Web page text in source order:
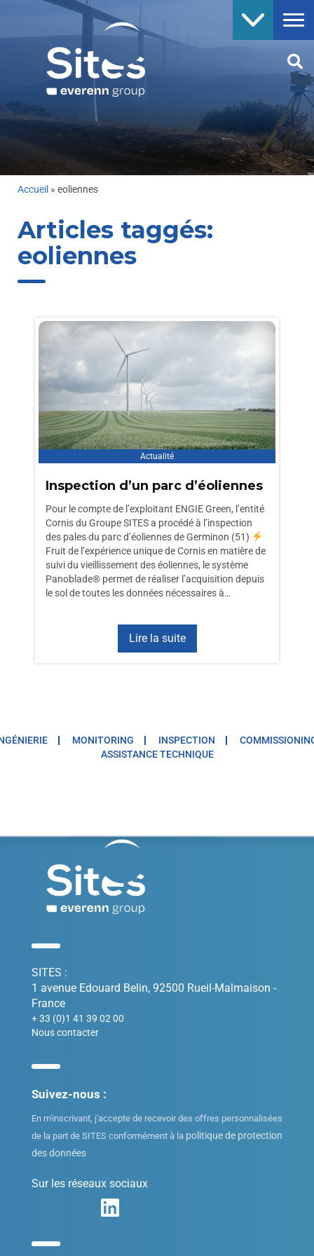
Accueil » eoliennes
Articles taggés:
eoliennes
Actualité
Inspection d’un parc d’éoliennes
Pour le compte de l’exploitant ENGIE Green, l’entité
Cornis du Groupe SITES a procédé à l’inspection
des pales du parc d’éoliennes de Germinon (51)
Fruit de l’expérience unique de Cornis en matière de
suivi du vieillissement des éoliennes, le système
Panoblade® permet de réaliser l’acquisition depuis
le sol de toutes les données nécessaires à…
Lire la suite
MONITORING INSPECTION
ASSISTANCE TECHNIQUE
SITES :
1 avenue Edouard Belin, 92500 Rueil-Malmaison -
France
+ 33 (0)1 41 39 02 00
Nous contacter
Suivez-nous :
En m'inscrivant, j'accepte de recevoir des offres personnalisées
de la part de SITES conformément à la politique de protection
des données
Sur les réseaux sociaux